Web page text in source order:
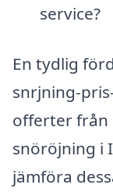
service?
En tydlig
snrjning-
offerter från
snöröjning i
jämföra